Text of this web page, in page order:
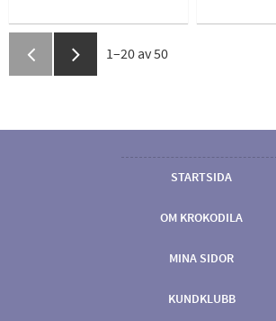
1–20 av50
STARTSIDA
OM KROKODILA
MINA SIDOR
KUNDKLUBB